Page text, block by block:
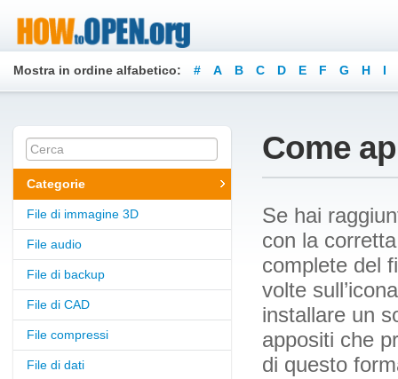
Mostra in ordine alfabetico: # A B C D E F G H I
Categorie
File di immagine 3D
File audio
File di backup
File di CAD
File compressi
File di dati
Come
Se hai
con la
complete del
volte
installare un
appositi che
di questo